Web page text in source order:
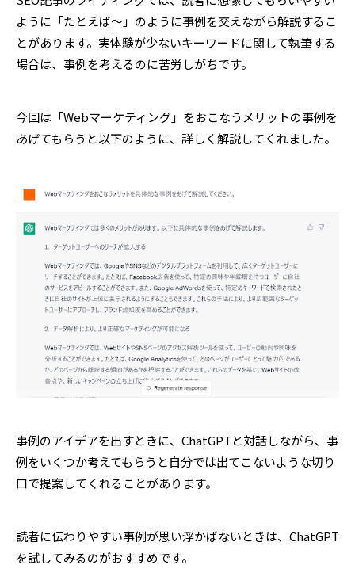
ように「たとえば～」のように事例を交えながら解説するこ
とがあります。実体験が少ないキーワードに関して執筆する
場合は、事例を考えるのに苦労しがちです。
今回は「Webマーケティング」をおこなうメリットの事例を
あげてもらうと以下のように、詳しく解説してくれました。
事例のアイデアを出すときに、ChatGPTと対話しながら、事
例をいくつか考えてもらうと自分では出てこないような切り
口で提案してくれることがあります。
読者に伝わりやすい事例が思い浮かばないときは、ChatGPT
を試してみるのがおすすめです。